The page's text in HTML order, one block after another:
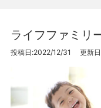
ライフファミリ
投稿日:2022/12/31 更新